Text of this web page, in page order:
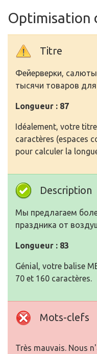
Optimisation
Titre
Фейерверки,
тысячи товаров
Longueur : 87
Idéalement, votre
caractères (espaces
pour calculer la
Description
Мы предлагаем
праздника от
Longueur : 83
Génial, votre balise
70 et 160 caractères.
Mots-clefs
Très mauvais. Nous